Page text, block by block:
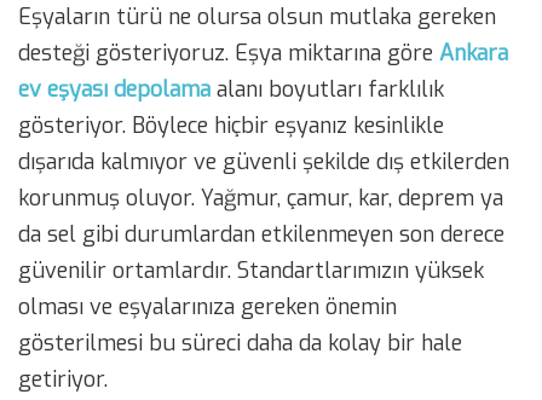
Eşyaların türü ne olursa olsun mutlaka gereken
desteği gösteriyoruz. Eşya miktarına göre Ankara
ev eşyası depolama alanı boyutları farklılık
gösteriyor. Böylece hiçbir eşyanız kesinlikle
dışarıda kalmıyor ve güvenli şekilde dış etkilerden
korunmuş oluyor. Yağmur, çamur, kar, deprem ya
da sel gibi durumlardan etkilenmeyen son derece
güvenilir ortamlardır. Standartlarımızın yüksek
olması ve eşyalarınıza gereken önemin
gösterilmesi bu süreci daha da kolay bir hale
getiriyor.